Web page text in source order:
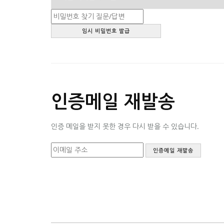
인증메일 재발송
인증 메일을 받지 못한 경우 다시 받을 수 있습니다.